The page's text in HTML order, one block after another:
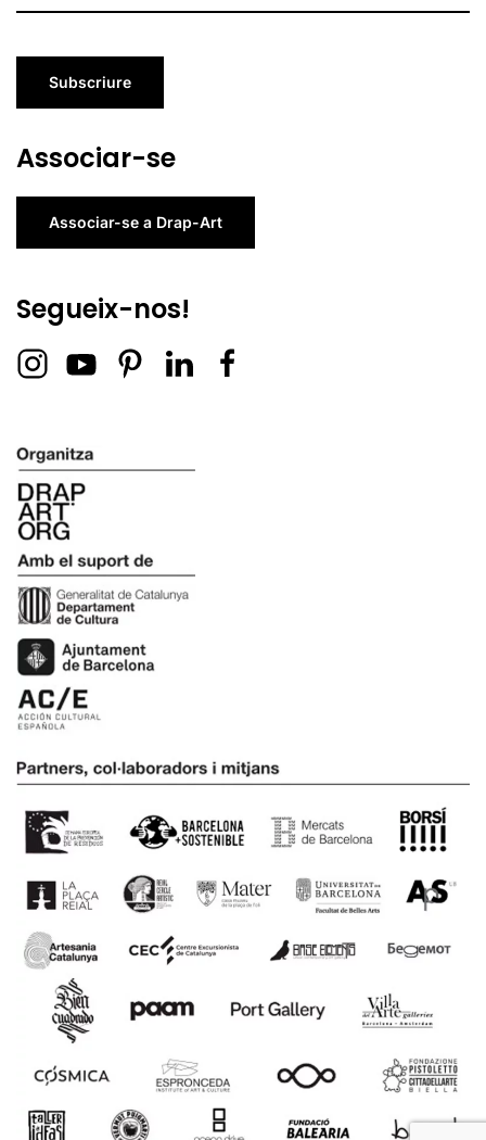
Subscriure
Associar-se
Associar-se a Drap-Art
Segueix-nos!